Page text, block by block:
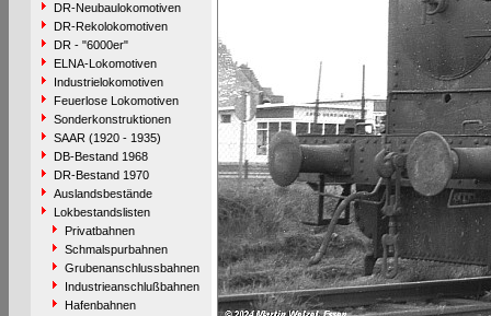
DR-Neubaulokomotiven
DR-Rekolokomotiven
DR - "6000er"
ELNA-Lokomotiven
Industrielokomotiven
Feuerlose Lokomotiven
Sonderkonstruktionen
SAAR (1920 - 1935)
DB-Bestand 1968
DR-Bestand 1970
Auslandsbestände
Lokbestandslisten
Privatbahnen
Schmalspurbahnen
Grubenanschlussbahnen
Industrieanschlußbahnen
Hafenbahnen